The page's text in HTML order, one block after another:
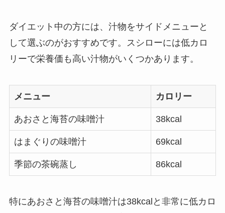
ダイエット中の方には、汁物をサイドメニューと
して選ぶのがおすすめです。スシローには低カロ
リーで栄養価も高い汁物がいくつかあります。
メニュー カロリー
あおさと海苔の味噌汁 38kcal
はまぐりの味噌汁 69kcal
季節の茶碗蒸し 86kcal
特にあおさと海苔の味噌汁は38kcalと非常に低カロ